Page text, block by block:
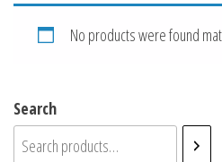
No products were found
Search